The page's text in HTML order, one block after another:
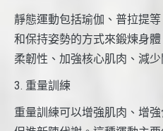
靜態運動包括瑜伽、普拉提
和保持姿勢的方式來鍛煉身
柔韌性、加強核心肌肉、減
3. 重量訓練
重量訓練可以增強肌肉、增